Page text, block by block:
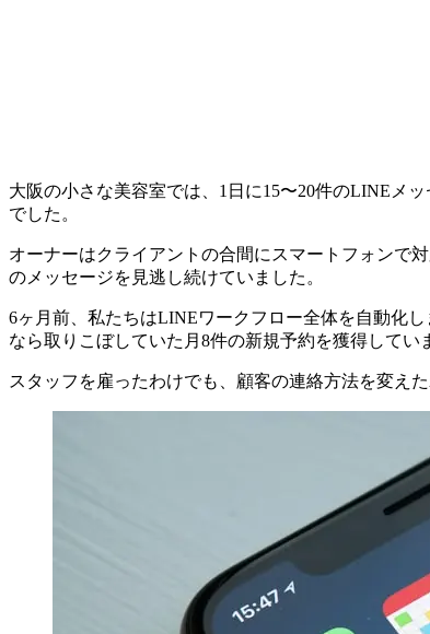
大阪の小さな美容室では、1日に15〜20件のLINEメ
でした。
オーナーはクライアントの合間にスマートフォンで
のメッセージを見逃し続けていました。
6ヶ月前、私たちはLINEワークフロー全体を自動化
なら取りこぼしていた月8件の新規予約を獲得してい
スタッフを雇ったわけでも、顧客の連絡方法を変え